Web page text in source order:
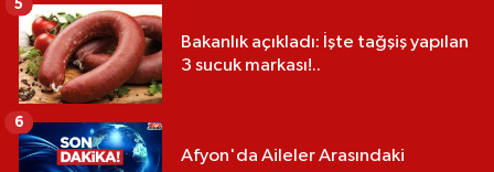
Bakanlık açıkladı: İşte tağşiş yapılan
3 sucuk markası!..
5
Afyon'da Aileler Arasındaki
6